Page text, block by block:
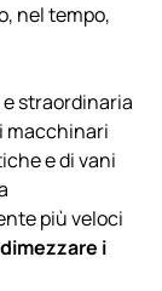
nel tempo,
straordinaria
macchinari
e di vani
più veloci
dimezzare i